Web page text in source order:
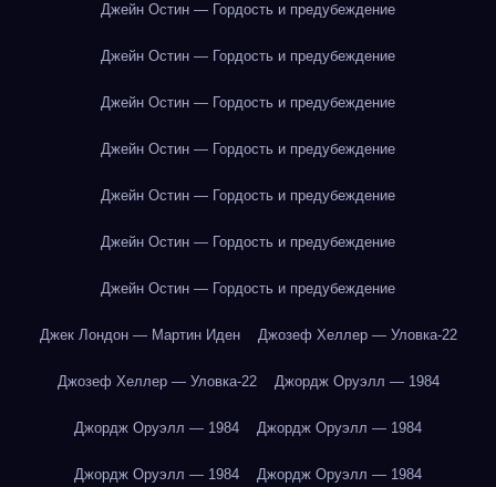
Джейн Остин — Гордость и предубеждение
Джейн Остин — Гордость и предубеждение
Джейн Остин — Гордость и предубеждение
Джейн Остин — Гордость и предубеждение
Джейн Остин — Гордость и предубеждение
Джейн Остин — Гордость и предубеждение
Джейн Остин — Гордость и предубеждение
Джек Лондон — Мартин Иден Джозеф Хеллер — Уловка-22
Джозеф Хеллер — Уловка-22 Джордж Оруэлл — 1984
Джордж Оруэлл — 1984 Джордж Оруэлл — 1984
Джордж Оруэлл — 1984 Джордж Оруэлл — 1984